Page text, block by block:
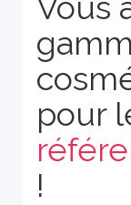
pour
!